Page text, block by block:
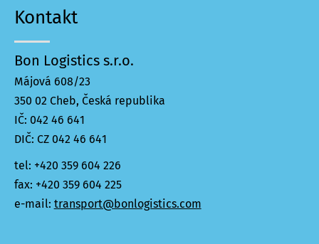
Kontakt
Bon Logistics s.r.o.
Májová 608/23
350 02 Cheb, Česká republika
IČ: 042 46 641
DIČ: CZ 042 46 641
tel: +420 359 604 226
fax: +420 359 604 225
e-mail: transport@bonlogistics.com